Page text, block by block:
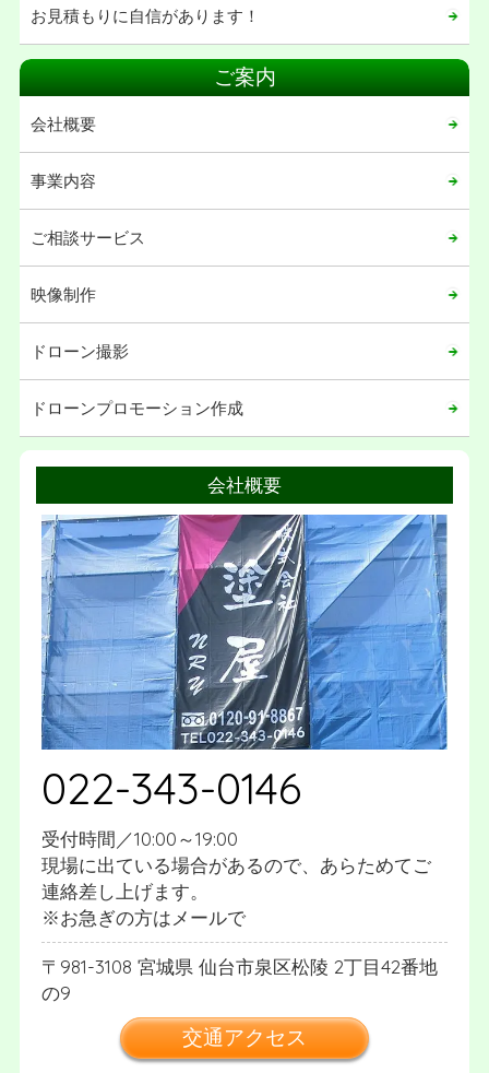
お見積もりに自信があります！
ご案内
会社概要
事業内容
ご相談サービス
映像制作
ドローン撮影
ドローンプロモーション作成
会社概要
022-343-0146
受付時間／10:00～19:00
現場に出ている場合があるので、あらためてご
連絡差し上げます。
※お急ぎの方はメールで
981-3108 宮城県 仙台市泉区松陵 2丁目42番地
の9
交通アクセス